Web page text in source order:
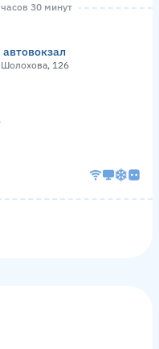
30 минут
126